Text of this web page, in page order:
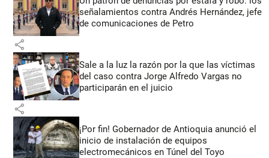
señalamientos contra Andrés Hernández, jefe
de comunicaciones de Petro
share
Sale a la luz la razón por la que las víctimas
del caso contra Jorge Alfredo Vargas no
participarán en el juicio
share
¡Por fin! Gobernador de Antioquia anunció el
inicio de instalación de equipos
electromecánicos en Túnel del Toyo